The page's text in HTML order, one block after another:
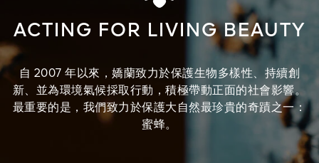
ACTING FOR LIVING BEAUTY
自 2007 年以來，嬌蘭致力於保護生物多樣性、持續創
新、並為環境氣候採取行動，積極帶動正面的社會影響。
最重要的是，我們致力於保護大自然最珍貴的奇蹟之一：
蜜蜂。